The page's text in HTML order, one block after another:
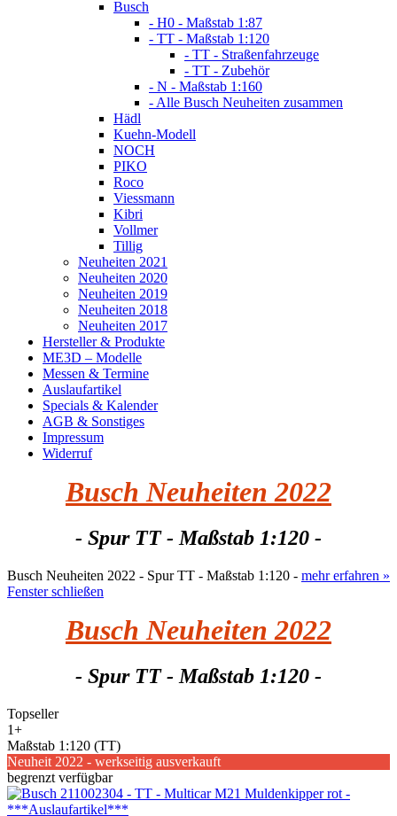
Busch
- H0 - Maßstab 1:87
- TT - Maßstab 1:120
- TT - Straßenfahrzeuge
- TT - Zubehör
- N - Maßstab 1:160
- Alle Busch Neuheiten zusammen
Hädl
Kuehn-Modell
NOCH
PIKO
Roco
Viessmann
Kibri
Vollmer
Tillig
Neuheiten 2021
Neuheiten 2020
Neuheiten 2019
Neuheiten 2018
Neuheiten 2017
Hersteller & Produkte
ME3D – Modelle
Messen & Termine
Auslaufartikel
Specials & Kalender
AGB & Sonstiges
Impressum
Widerruf
Busch Neuheiten 2022
- Spur TT - Maßstab 1:120 -
Busch Neuheiten 2022 - Spur TT - Maßstab 1:120 - mehr erfahren »
Fenster schließen
Busch Neuheiten 2022
- Spur TT - Maßstab 1:120 -
Topseller
1+
Maßstab 1:120 (TT)
Neuheit 2022 - werkseitig ausverkauft
begrenzt verfügbar